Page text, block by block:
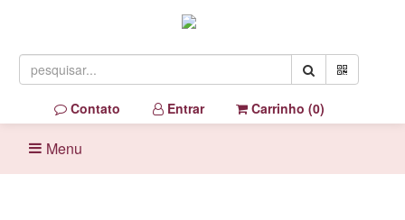
Contato Entrar Carrinho (0)
Menu